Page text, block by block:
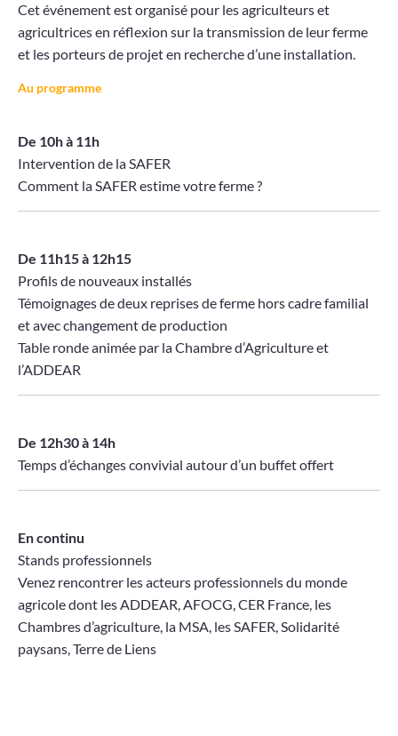
Cet événement est organisé pour les agriculteurs et
agricultrices en réflexion sur la transmission de leur ferme
et les porteurs de projet en recherche d’une installation.
Au programme
De 10h à 11h
Intervention de la SAFER
Comment la SAFER estime votre ferme ?
De 11h15 à 12h15
Profils de nouveaux installés
Témoignages de deux reprises de ferme hors cadre familial
et avec changement de production
Table ronde animée par la Chambre d’Agriculture et
l’ADDEAR
De 12h30 à 14h
Temps d’échanges convivial autour d’un buffet offert
En continu
Stands professionnels
Venez rencontrer les acteurs professionnels du monde
agricole dont les ADDEAR, AFOCG, CER France, les
Chambres d’agriculture, la MSA, les SAFER, Solidarité
paysans, Terre de Liens